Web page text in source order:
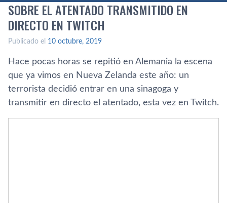
SOBRE EL ATENTADO TRANSMITIDO EN
DIRECTO EN TWITCH
Publicado el 10 octubre, 2019
Hace pocas horas se repitió en Alemania la escena
que ya vimos en Nueva Zelanda este año: un
terrorista decidió entrar en una sinagoga y
transmitir en directo el atentado, esta vez en Twitch.